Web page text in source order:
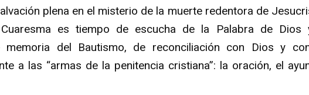
plena en el misterio de la muerte redentora de
es tiempo de escucha de la Palabra de Dios
memoria del Bautismo, de reconciliación con Dios y
a las “armas de la penitencia cristiana”: la oración, el